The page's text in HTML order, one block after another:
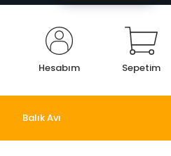
Hesabım Sepetim
Balık Avı